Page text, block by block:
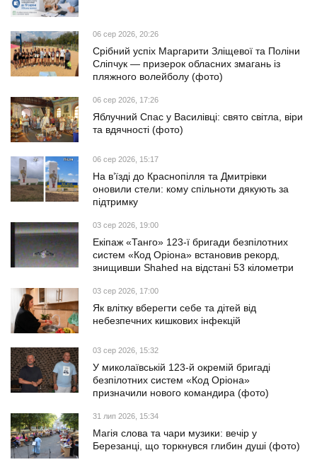
06 сер 2026, 20:26
Срібний успіх Маргарити Зліщевої та Поліни
Сліпчук — призерок обласних змагань із
пляжного волейболу (фото)
06 сер 2026, 17:26
Яблучний Спас у Василівці: свято світла, віри
та вдячності (фото)
06 сер 2026, 15:17
На в’їзді до Краснопілля та Дмитрівки
оновили стели: кому спільноти дякують за
підтримку
03 сер 2026, 19:00
Екіпаж «Танго» 123-ї бригади безпілотних
систем «Код Оріона» встановив рекорд,
знищивши Shahed на відстані 53 кілометри
03 сер 2026, 17:00
Як влітку вберегти себе та дітей від
небезпечних кишкових інфекцій
03 сер 2026, 15:32
У миколаївській 123-й окремій бригаді
безпілотних систем «Код Оріона»
призначили нового командира (фото)
31 лип 2026, 15:34
Магія слова та чари музики: вечір у
Березанці, що торкнувся глибин душі (фото)